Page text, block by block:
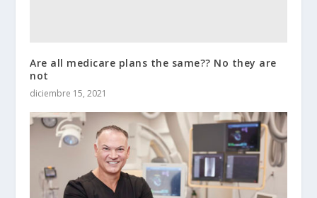
Are all medicare plans the same?? No they are
not
diciembre 15, 2021